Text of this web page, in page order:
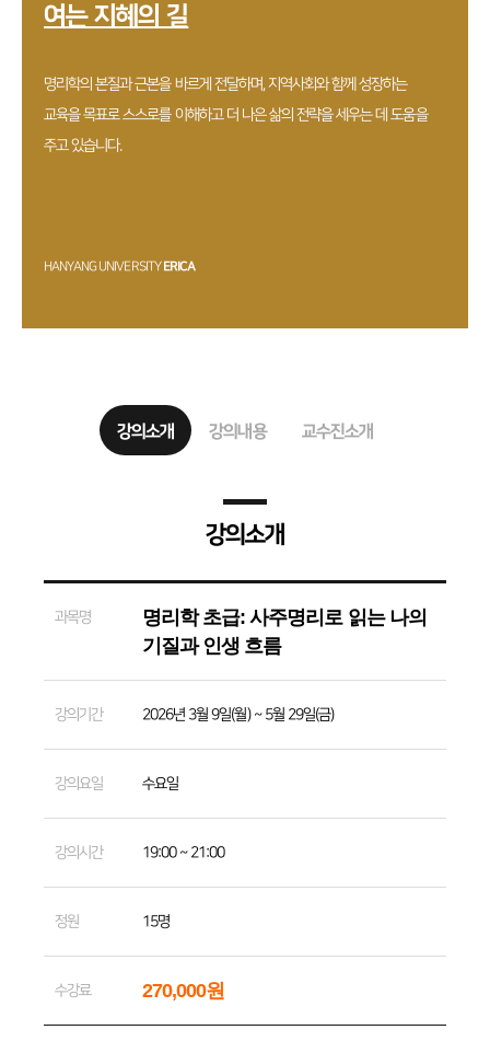
여는 지혜의 길
명리학의 본질과 근본을 바르게 전달하며, 지역사회와 함께 성장하는
교육을 목표로 스스로를 이해하고 더 나은 삶의 전략을 세우는 데 도움을
주고 있습니다.
HANYANG UNIVERSITYERICA
강의소개 강의내용 교수진소개
강의소개
과목명
명리학 초급: 사주명리로 읽는 나의
기질과 인생 흐름
강의기간 2026년 3월 9일(월) ~ 5월 29일(금)
강의요일 수요일
강의시간 19:00 ~ 21:00
정원 15명
수강료 270,000원